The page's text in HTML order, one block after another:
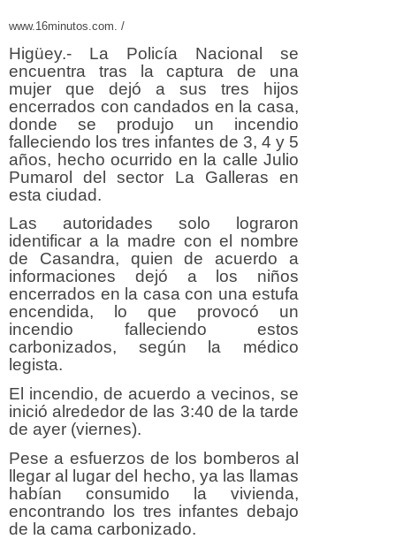
www.16minutos.com. /
Higüey.- La Policía Nacional se
encuentra tras la captura de una
mujer que dejó a sus tres hijos
encerrados con candados en la casa,
donde se produjo un incendio
falleciendo los tres infantes de 3, 4 y 5
años, hecho ocurrido en la calle Julio
Pumarol del sector La Galleras en
esta ciudad.
Las autoridades solo lograron
identificar a la madre con el nombre
de Casandra, quien de acuerdo a
informaciones dejó a los niños
encerrados en la casa con una estufa
encendida, lo que provocó un
incendio falleciendo estos
carbonizados, según la médico
legista.
El incendio, de acuerdo a vecinos, se
inició alrededor de las 3:40 de la tarde
de ayer (viernes).
Pese a esfuerzos de los bomberos al
llegar al lugar del hecho, ya las llamas
habían consumido la vivienda,
encontrando los tres infantes debajo
de la cama carbonizado.